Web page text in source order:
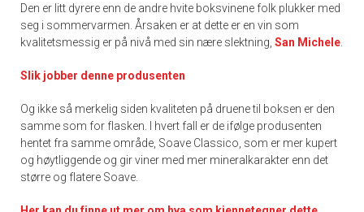
Den er litt dyrere enn de andre hvite boksvinene folk plukker med
seg i sommervarmen. Årsaken er at dette er en vin som
kvalitetsmessig er på nivå med sin nære slektning, San Michele
Slik jobber denne produsenten
Og ikke så merkelig siden kvaliteten på druene til boksen er den
samme som for flasken. I hvert fall er de ifølge produsenten
hentet fra samme område, Soave Classico, som er mer kupert
og høytliggende og gir viner med mer mineralkarakter enn det
større og flatere Soave.